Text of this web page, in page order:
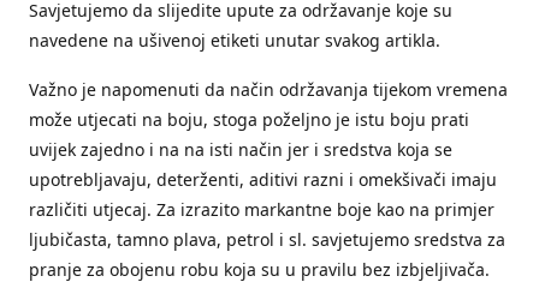
Savjetujemo da slijedite upute za održavanje koje su
navedene na ušivenoj etiketi unutar svakog artikla.
Važno je napomenuti da način održavanja tijekom vremena
može utjecati na boju, stoga poželjno je istu boju prati
uvijek zajedno i na na isti način jer i sredstva koja se
upotrebljavaju, deterženti, aditivi razni i omekšivači imaju
različiti utjecaj. Za izrazito markantne boje kao na primjer
ljubičasta, tamno plava, petrol i sl. savjetujemo sredstva za
pranje za obojenu robu koja su u pravilu bez izbjeljivača.